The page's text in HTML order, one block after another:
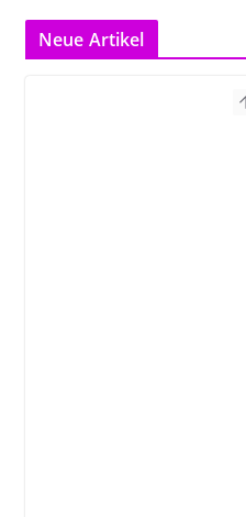
Neue Artikel